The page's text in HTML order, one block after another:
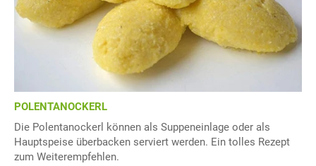
POLENTANOCKERL
Die Polentanockerl können als Suppeneinlage oder als
Hauptspeise überbacken serviert werden. Ein tolles Rezept
zum Weiterempfehlen.